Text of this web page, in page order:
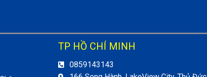
TP HỒ CHÍ MINH
0859143143